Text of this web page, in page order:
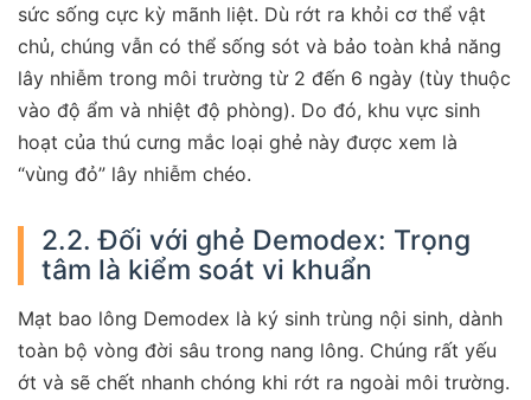
sức sống cực kỳ mãnh liệt. Dù rớt ra khỏi cơ thể vật
chủ, chúng vẫn có thể sống sót và bảo toàn khả năng
lây nhiễm trong môi trường từ 2 đến 6 ngày (tùy thuộc
vào độ ẩm và nhiệt độ phòng). Do đó, khu vực sinh
hoạt của thú cưng mắc loại ghẻ này được xem là
“vùng đỏ” lây nhiễm chéo.
2.2. Đối với ghẻ Demodex: Trọng
tâm là kiểm soát vi khuẩn
Mạt bao lông Demodex là ký sinh trùng nội sinh, dành
toàn bộ vòng đời sâu trong nang lông. Chúng rất yếu
ớt và sẽ chết nhanh chóng khi rớt ra ngoài môi trường.